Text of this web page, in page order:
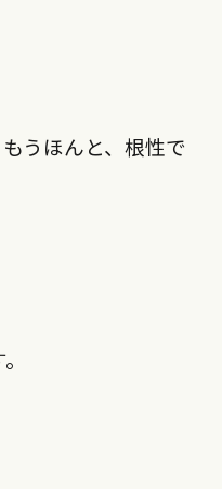
うほんと、根性で